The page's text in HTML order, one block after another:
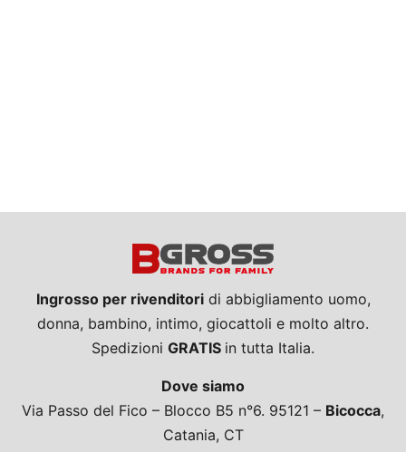
Ingrosso per rivenditoridi abbigliamento uomo,
donna, bambino, intimo, giocattoli e molto altro.
Spedizioni GRATIS in tutta Italia.
Dove siamo
Via Passo del Fico – Blocco B5 n°6. 95121 – Bicocca,
Catania, CT